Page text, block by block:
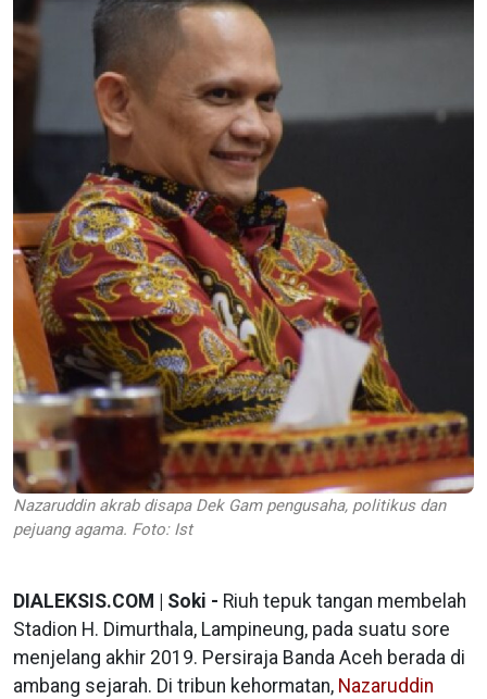
Nazaruddin akrab disapa Dek Gam pengusaha, politikus dan
pejuang agama. Foto: Ist
DIALEKSIS.COM | Soki - Riuh tepuk tangan membelah
Stadion H. Dimurthala, Lampineung, pada suatu sore
menjelang akhir 2019. Persiraja Banda Aceh berada di
ambang sejarah. Di tribun kehormatan, Nazaruddin